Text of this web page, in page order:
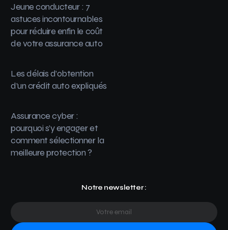
Jeune conducteur : 7
astuces incontournables
pour réduire enfin le coût
de votre assurance auto
Les délais d’obtention
d’un crédit auto expliqués
Assurance cyber :
pourquoi s’y engager et
comment sélectionner la
meilleure protection ?
Notre newsletter :